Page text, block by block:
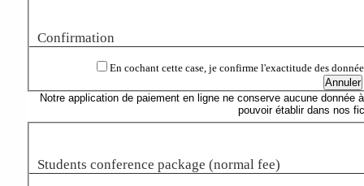
Confirmation
En cochant cette case, je confirme l'exactitude des
Notre application de paiement en ligne ne conserve aucune
pouvoir établir dans nos
Students conference package (normal fee)